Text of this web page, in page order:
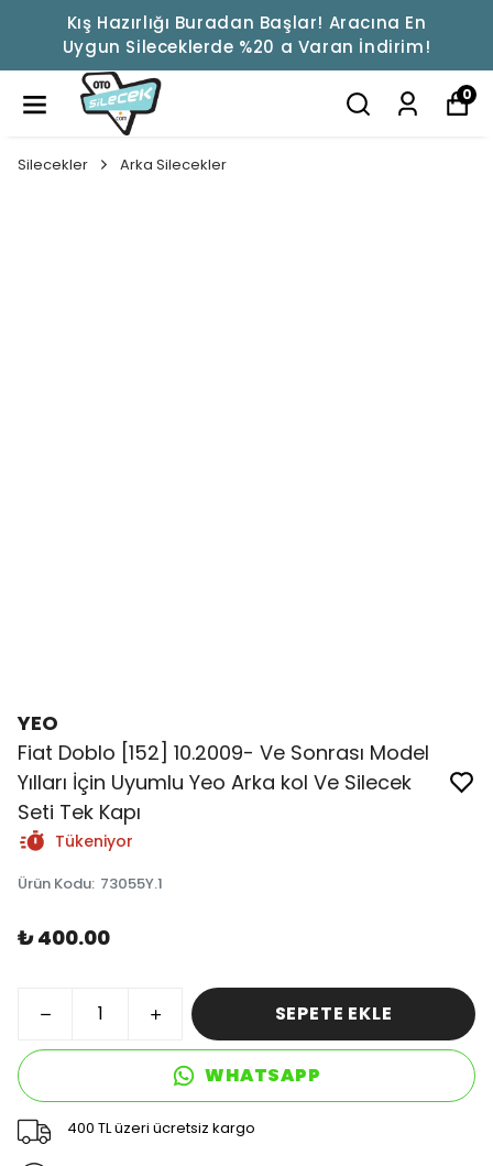
Kış Hazırlığı Buradan Başlar! Aracına En
Uygun Sileceklerde %20 a Varan İndirim!
0
Silecekler Arka Silecekler
YEO
Fiat Doblo [152] 10.2009- Ve Sonrası Model
Yılları İçin Uyumlu Yeo Arka kol Ve Silecek
Seti Tek Kapı
Tükeniyor
Ürün Kodu: 73055Y.1
₺ 400.00
SEPETE EKLE
WHATSAPP
400 TL üzeri ücretsiz kargo